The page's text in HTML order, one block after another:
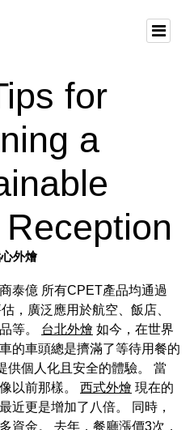
for
a
外燴
泰億 所有CPET產品均通過
，廣泛應用於航空、飯店、
等。 台北外燴 如今，在世界
的車頭總是擠滿了等待用餐的
供個人化且安全的體驗。 當
以前那樣。 西式外燴 現在的
近更是增加了八倍。 同時，
資金。 去年，餐廳漲價3次，